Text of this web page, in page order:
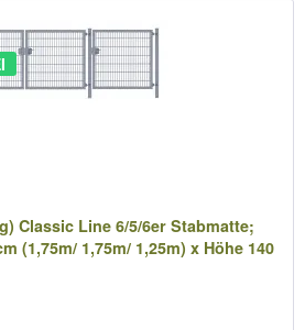
Classic Line 6/5/6er Stabmatte;
(1,75m/ 1,75m/ 1,25m) x Höhe 140